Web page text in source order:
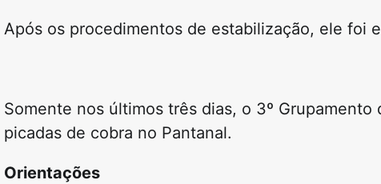
Após os procedimentos de estabilização, ele foi
Somente nos últimos três dias, o 3º
picadas de cobra no Pantanal.
Orientações